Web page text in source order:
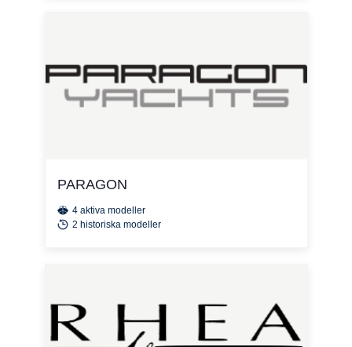
PARAGON
4 aktiva modeller
2 historiska modeller